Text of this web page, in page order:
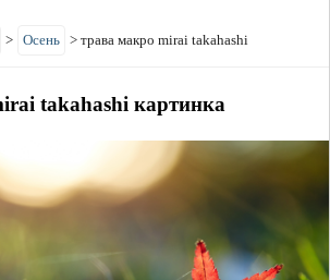
> Осень > трава макро mirai takahashi
takahashi картинка